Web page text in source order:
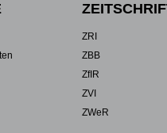
ZRI
ZBB
ZfIR
ZVI
ZWeR